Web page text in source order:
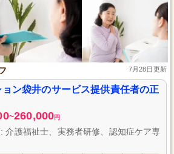
7月28日更新
ン袋井のサービス提供責任者の正
~260,000円
介護福祉士、実務者研修、認知症ケア専